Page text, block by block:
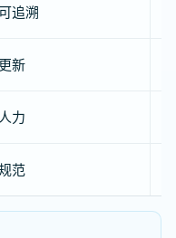
追溯
新
力
范